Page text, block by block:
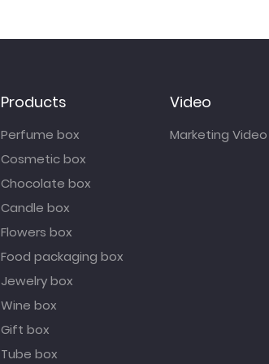
Products
Perfume box
Cosmetic box
Chocolate box
Candle box
Flowers box
Food packaging box
Jewelry box
Wine box
Gift box
Tube box
Video
Marketing Video